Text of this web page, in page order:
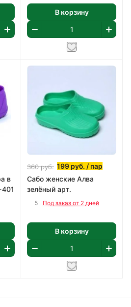
В корзину
401
360руб. 199 руб. / пар
Сабо женские Алва
зелёный арт.
5 Под заказ от 2 дней
В корзину